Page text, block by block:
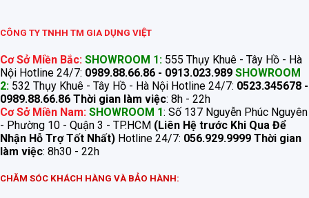
CÔNG TY TNHH TM GIA DỤNG VIỆT
Cơ Sở Miền Bắc: SHOWROOM 1: 555 Thụy Khuê - Tây Hồ - Hà
Nội Hotline 24/7: 0989.88.66.86 - 0913.023.989 SHOWROOM
2: 532 Thụy Khuê - Tây Hồ - Hà Nội Hotline 24/7: 0523.345678 -
0989.88.66.86 Thời gian làm việc: 8h - 22h
Cơ Sở Miền Nam: SHOWROOM 1: Số 137 Nguyễn Phúc Nguyên
- Phường 10 - Quận 3 - TP.HCM (Liên Hệ trước Khi Qua Để
Nhận Hỗ Trợ Tốt Nhất) Hotline 24/7: 056.929.9999 Thời gian
làm việc: 8h30 - 22h
CHĂM SÓC KHÁCH HÀNG VÀ BẢO HÀNH: